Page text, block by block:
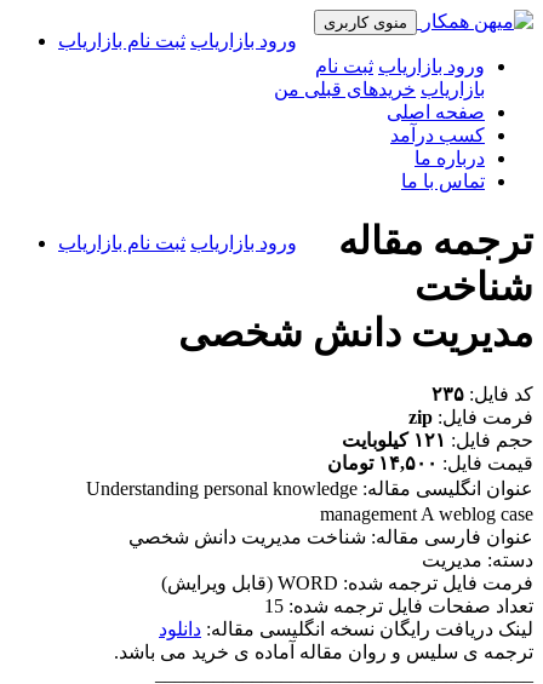
منوی کاربری
ورود بازاریاب ثبت نام بازاریاب
ورود بازاریاب ثبت نام
بازاریاب خریدهای قبلی من
صفحه اصلی
کسب درآمد
درباره ما
تماس با ما
ورود بازاریاب ثبت نام بازاریاب
ترجمه مقاله
شناخت
مديريت دانش شخصی
کد فایل: ۲۳۵
فرمت فایل: zip
حجم فایل: ۱۲۱ کیلوبایت
قیمت فایل: ۱۴,۵۰۰ تومان
عنوان انگلیسی مقاله: Understanding personal knowledge
management A weblog case
عنوان فارسی مقاله: شناخت مديريت دانش شخصي
دسته: مدیریت
فرمت فایل ترجمه شده: WORD (قابل ویرایش)
تعداد صفحات فایل ترجمه شده: 15
لینک دریافت رایگان نسخه انگلیسی مقاله: دانلود
ترجمه ی سلیس و روان مقاله آماده ی خرید می باشد.